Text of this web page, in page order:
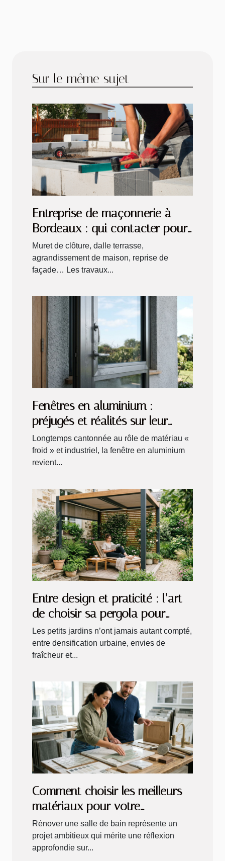
Sur le même sujet
Entreprise de maçonnerie à
Bordeaux : qui contacter pour
ses travaux extérieurs ?
Muret de clôture, dalle terrasse,
agrandissement de maison, reprise de
façade… Les travaux...
Fenêtres en aluminium :
préjugés et réalités sur leur
durabilité
Longtemps cantonnée au rôle de matériau «
froid » et industriel, la fenêtre en aluminium
revient...
Entre design et praticité : l’art
de choisir sa pergola pour
petits jardins
Les petits jardins n’ont jamais autant compté,
entre densification urbaine, envies de
fraîcheur et...
Comment choisir les meilleurs
matériaux pour votre
rénovation de salle de bain ?
Rénover une salle de bain représente un
projet ambitieux qui mérite une réflexion
approfondie sur...